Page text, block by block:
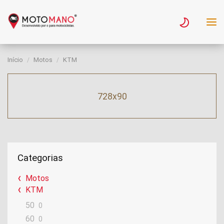
Início Motos KTM
728x90
Categorias
Motos
KTM
50
0
60 0